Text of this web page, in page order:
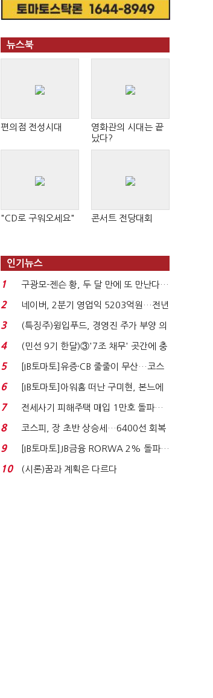
뉴스북
편의점 전성시대
영화관의 시대는 끝
났다?
"CD로 구워오세요" 콘서트 전당대회
인기뉴스
1
구광모-젠슨 황, 두 달 만에 또 만난다…
로봇·AI 등 논...
2
네이버, 2분기 영업익 5203억원…전년
비 0.2% 감소...
3
(특징주)윙입푸드, 경영진 주가 부양 의
지에 상한가...
4
(민선 9기 한달)③'7조 채무' 곳간에 충
격…추미애, 20년...
5
[IB토마토]유증·CB 줄줄이 무산…코스
닥 벌점 급증에 ...
6
[IB토마토]아워홈 떠난 구미현, 본느에
340억 베팅…가...
7
전세사기 피해주택 매입 1만호 돌파…
누적 피해자 4만2...
8
코스피, 장 초반 상승세…6400선 회복
시도
9
[IB토마토]JB금융 RORWA 2% 돌파…
실적 견인은 은행 ...
10 (시론)꿈과 계획은 다르다